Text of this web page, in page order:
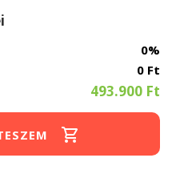
0%
0 Ft
493.900 Ft